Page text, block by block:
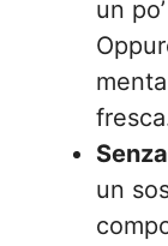
un
un